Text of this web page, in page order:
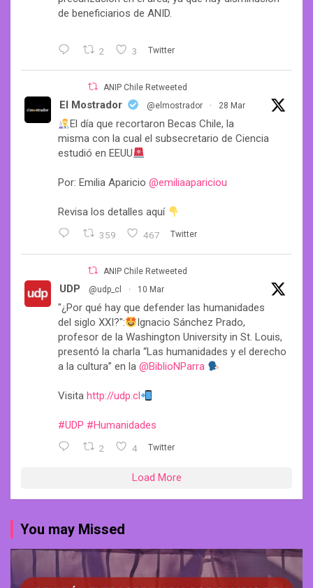
de beneficiarios de ANID.
2 3 Twitter
ANIP Chile Retweeted
El Mostrador @elmostrador · 28 Mar
El día que recortaron Becas Chile, la
misma con la cual el subsecretario de Ciencia
estudió en EEUU
Por: Emilia Aparicio @emiliaapariciou
Revisa los detalles aquí
359 467 Twitter
ANIP Chile Retweeted
UDP @udp_cl · 10 Mar
"¿Por qué hay que defender las humanidades
del siglo XXI?":
Ignacio Sánchez Prado,
profesor de la Washington University in St. Louis,
presentó la charla “Las humanidades y el derecho
a la cultura” en la @BiblioNParra
Visita http://udp.cl
#UDP #Humanidades
2 4 Twitter
Load More
You may Missed